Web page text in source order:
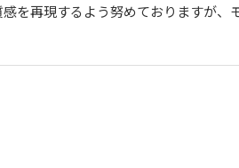
を再現するよう努めておりますが